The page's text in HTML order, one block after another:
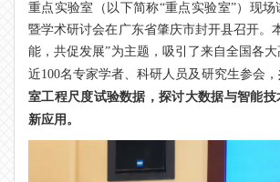
重点实验室（以下简称“重点实验室”）现
暨学术研讨会在广东省肇庆市封开县召开。
能，共促发展”为主题，吸引了来自全国各
近100名专家学者、科研人员及研究生参会，
室工程尺度试验数据，探讨大数据与智能技
新应用。